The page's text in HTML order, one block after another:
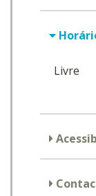
Livre